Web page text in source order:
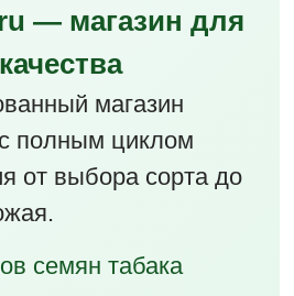
— магазин для
магазин
полным циклом
от выбора сорта до
семян табака